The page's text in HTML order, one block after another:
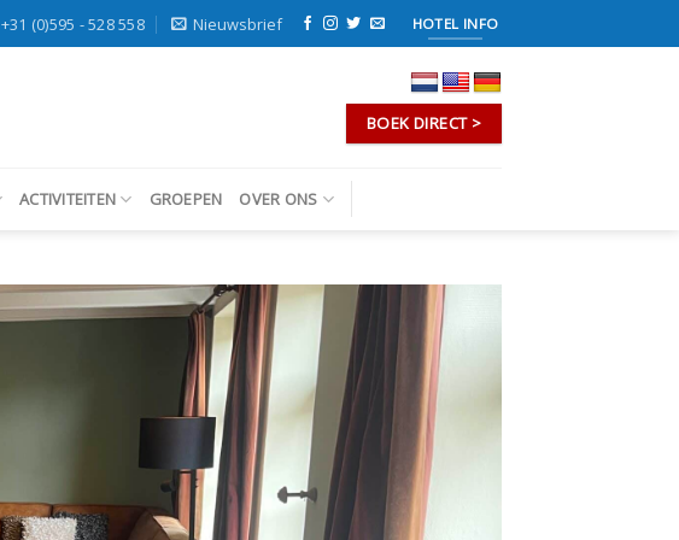
+31 (0)595 - 528 558 Nieuwsbrief HOTEL INFO
BOEK DIRECT >
ACTIVITEITEN GROEPEN OVER ONS